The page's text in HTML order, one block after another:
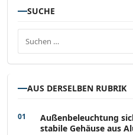
SUCHE
Suchen nach:
AUS DERSELBEN RUBRIK
Außenbeleuchtung
stabile Gehäuse aus